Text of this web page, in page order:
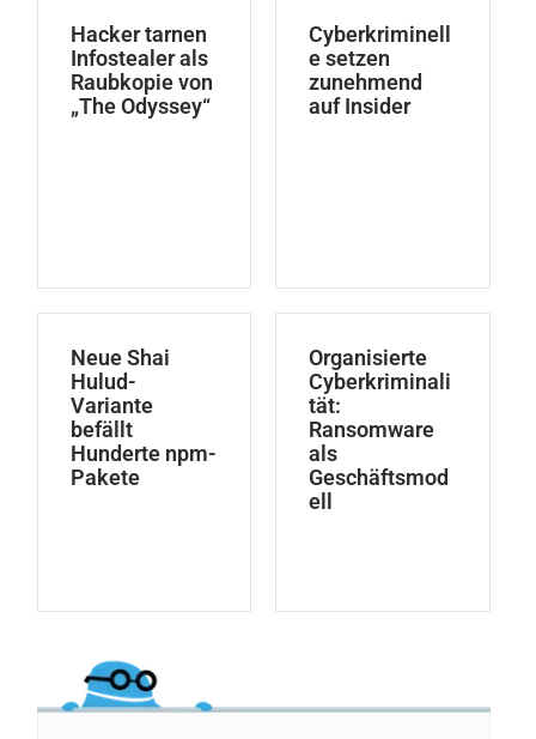
Hacker tarnen
Infostealer als
Raubkopie von
„The Odyssey“
Cyberkriminell
e setzen
zunehmend
auf Insider
Neue Shai
Hulud-
Variante
befällt
Hunderte npm-
Pakete
Organisierte
Cyberkriminali
tät:
Ransomware
als
Geschäftsmod
ell